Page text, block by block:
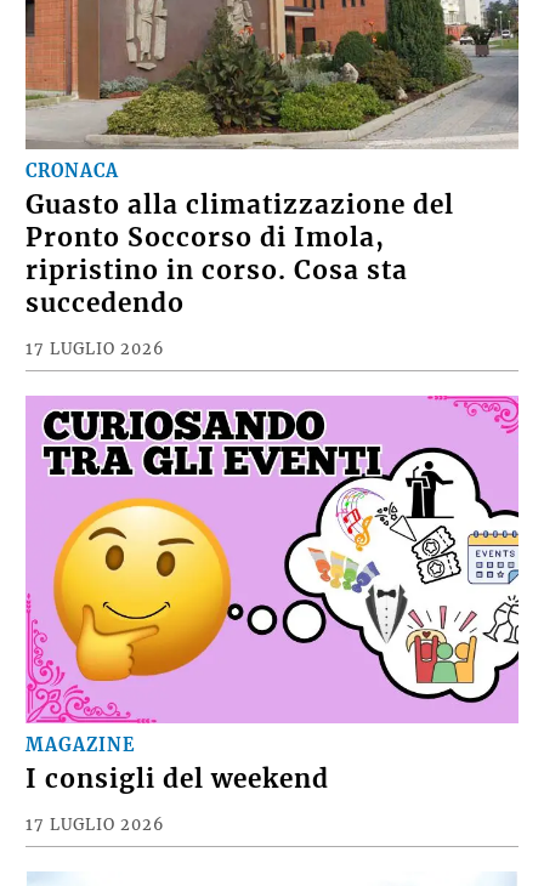
CRONACA
Guasto alla climatizzazione del
Pronto Soccorso di Imola,
ripristino in corso. Cosa sta
succedendo
17 LUGLIO 2026
MAGAZINE
I consigli del weekend
17 LUGLIO 2026